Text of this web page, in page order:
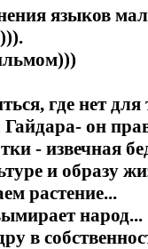
языков
где нет для
он
- извечная
и образу
растение...
народ...
в